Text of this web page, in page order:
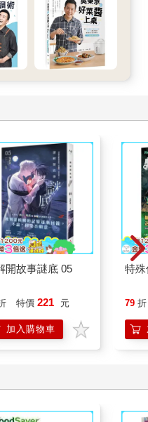
的孩童，很可能比被啟發的
嚐到的味道沒有多大的差
，但研究顯示，味覺圖不僅
是錯的。
雅‧柯林斯（Virginia
。和哈尼格一樣，她也發現
限。到了二○○○年代，更多
表面都感覺得到所有的五種
（receptor protein）1，每一
分子。
資料，他自己多少也做過味
表有不對勁的地方。然而，
的錯誤科學資訊。
遠不如以往那般權威，不過
身影，包括品嚐咖啡和紅酒
和科學同樣重要。奧地利玻
Riedel）利用味覺圖創作出
完整的酒香。克勞斯‧瑞德爾
繼承人喬治‧瑞德爾（Georg
說服力大打折扣，不過他們
的要素，但反諷的是，他在
難堪。這可不只是計算錯
開故事謎底 05
特價 221 元
加入購物車
特
79 折